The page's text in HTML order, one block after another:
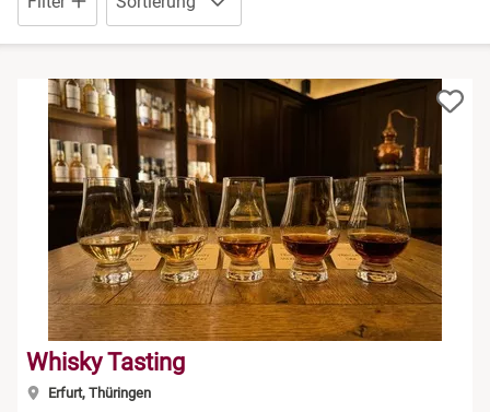
Whisky Tasting
Erfurt, Thüringen
Niedersachsen
NRW
Rheinland-Pfalz
Saarland
Sachsen
Sachsen-Anhalt
Schleswig-Holstein
Düsseldorf
Erfurt
Frankfurt am Main
Freiburg im Breisgau
Greiz
Hamburg
Köln